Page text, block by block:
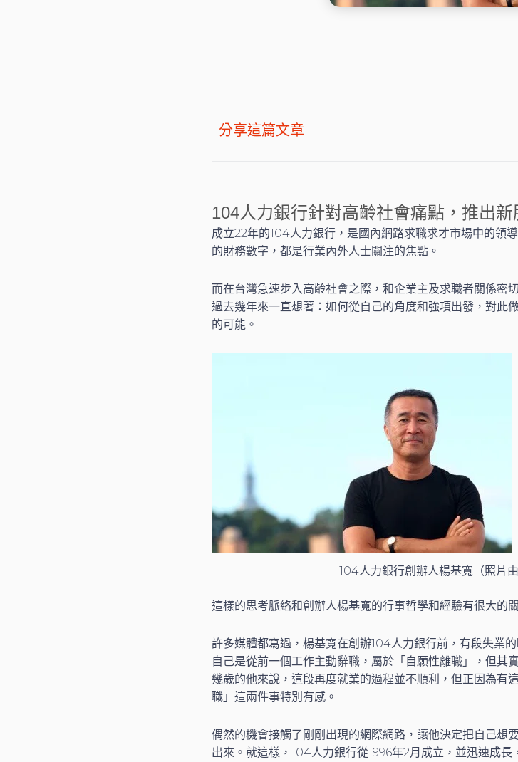
分享這篇文章
104人力銀行針對高齡社會痛點，推出新
成立22年的104人力銀行，是國內網路求職求才市場中的領
的財務數字，都是行業內外人士關注的焦點。
而在台灣急速步入高齡社會之際，和企業主及求職者關係密
過去幾年來一直想著：如何從自己的角度和強項出發，對此
的可能。
104人力銀行創辦人楊基寬（照片
這樣的思考脈絡和創辦人楊基寬的行事哲學和經驗有很大的
許多媒體都寫過，楊基寬在創辦104人力銀行前，有段失業
自己是從前一個工作主動辭職，屬於「自願性離職」，但其
幾歲的他來說，這段再度就業的過程並不順利，但正因為有
職」這兩件事特別有感。
偶然的機會接觸了剛剛出現的網際網路，讓他決定把自己想
出來。就這樣，104人力銀行從1996年2月成立，並迅速成